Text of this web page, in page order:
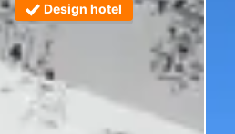
Design hotel